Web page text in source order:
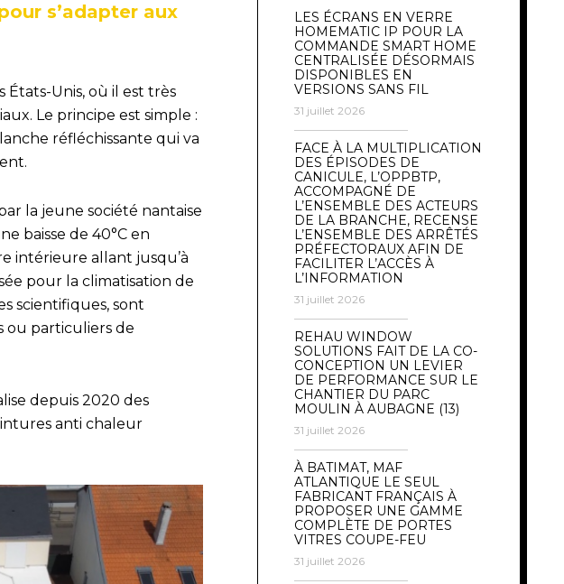
s’adapter aux
Unis, où il est très
Le principe est simple :
réfléchissante qui va
la jeune société nantaise
baisse de 40°C en
intérieure allant jusqu’à
pour la climatisation de
scientifiques, sont
ou particuliers de
depuis 2020 des
anti chaleur
LES ÉCRANS EN VERRE
HOMEMATIC IP POUR LA
COMMANDE SMART HOME
CENTRALISÉE DÉSORMAIS
DISPONIBLES EN
VERSIONS SANS FIL
31 juillet 2026
FACE À LA MULTIPLICATION
DES ÉPISODES DE
CANICULE, L’OPPBTP,
ACCOMPAGNÉ DE
L’ENSEMBLE DES ACTEURS
DE LA BRANCHE, RECENSE
L’ENSEMBLE DES ARRÊTÉS
PRÉFECTORAUX AFIN DE
FACILITER L’ACCÈS À
L’INFORMATION
31 juillet 2026
REHAU WINDOW
SOLUTIONS FAIT DE LA CO-
CONCEPTION UN LEVIER
DE PERFORMANCE SUR LE
CHANTIER DU PARC
MOULIN À AUBAGNE (13)
31 juillet 2026
À BATIMAT, MAF
ATLANTIQUE LE SEUL
FABRICANT FRANÇAIS À
PROPOSER UNE GAMME
COMPLÈTE DE PORTES
VITRES COUPE-FEU
31 juillet 2026